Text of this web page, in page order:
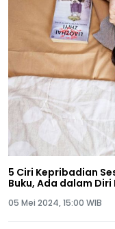
5 Ciri Kepribadian
Buku, Ada dalam Diri
05 Mei 2024, 15:00 WIB